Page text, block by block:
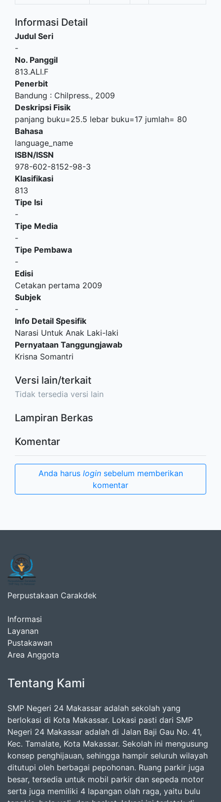
Informasi Detail
Judul Seri
-
No. Panggil
813.ALI.F
Penerbit
Bandung : Chilpress., 2009
Deskripsi Fisik
panjang buku=25.5 lebar buku=17 jumlah= 80
Bahasa
language_name
ISBN/ISSN
978-602-8152-98-3
Klasifikasi
813
Tipe Isi
-
Tipe Media
-
Tipe Pembawa
-
Edisi
Cetakan pertama 2009
Subjek
-
Info Detail Spesifik
Narasi Untuk Anak Laki-laki
Pernyataan Tanggungjawab
Krisna Somantri
Versi lain/terkait
Tidak tersedia versi lain
Lampiran Berkas
Komentar
Anda harus loginsebelum memberikan
komentar
Perpustakaan Carakdek
Informasi
Layanan
Pustakawan
Area Anggota
Tentang Kami
SMP Negeri 24 Makassar adalah sekolah yang
berlokasi di Kota Makassar. Lokasi pasti dari SMP
Negeri 24 Makassar adalah di Jalan Baji Gau No. 41,
Kec. Tamalate, Kota Makassar. Sekolah ini mengusung
konsep penghijauan, sehingga hampir seluruh wilayah
ditutupi oleh berbagai pepohonan. Ruang parkir juga
besar, tersedia untuk mobil parkir dan sepeda motor
serta juga memiliki 4 lapangan olah raga, yaitu bulu